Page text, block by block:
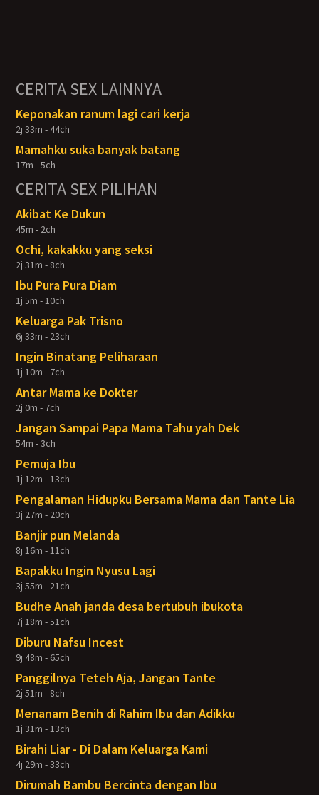
CERITA SEX LAINNYA
Keponakan ranum lagi cari kerja
2j 33m - 44ch
Mamahku suka banyak batang
17m - 5ch
CERITA SEX PILIHAN
Akibat Ke Dukun
45m - 2ch
Ochi, kakakku yang seksi
2j 31m - 8ch
Ibu Pura Pura Diam
1j 5m - 10ch
Keluarga Pak Trisno
6j 33m - 23ch
Ingin Binatang Peliharaan
1j 10m - 7ch
Antar Mama ke Dokter
2j 0m - 7ch
Jangan Sampai Papa Mama Tahu yah Dek
54m - 3ch
Pemuja Ibu
1j 12m - 13ch
Pengalaman Hidupku Bersama Mama dan Tante Lia
3j 27m - 20ch
Banjir pun Melanda
8j 16m - 11ch
Bapakku Ingin Nyusu Lagi
3j 55m - 21ch
Budhe Anah janda desa bertubuh ibukota
7j 18m - 51ch
Diburu Nafsu Incest
9j 48m - 65ch
Panggilnya Teteh Aja, Jangan Tante
2j 51m - 8ch
Menanam Benih di Rahim Ibu dan Adikku
1j 31m - 13ch
Birahi Liar - Di Dalam Keluarga Kami
4j 29m - 33ch
Dirumah Bambu Bercinta dengan Ibu